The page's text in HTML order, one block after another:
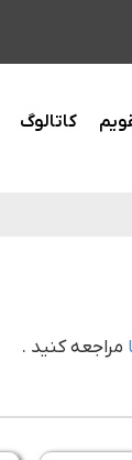
کاتالوگ
مراجعه کنید .